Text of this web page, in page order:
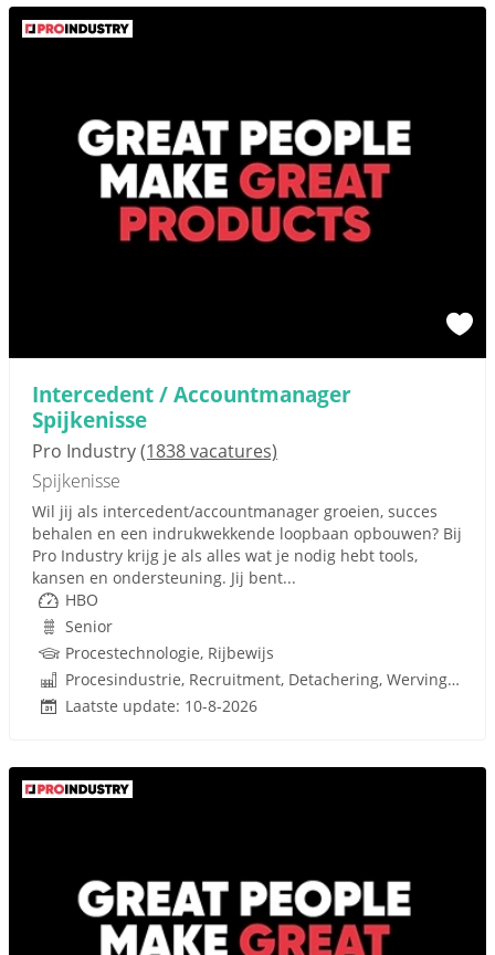
Intercedent / Accountmanager
Spijkenisse
Pro Industry(1838 vacatures)
Spijkenisse
Wil jij als intercedent/accountmanager groeien, succes
behalen en een indrukwekkende loopbaan opbouwen? Bij
Pro Industry krijg je als alles wat je nodig hebt tools,
kansen en ondersteuning. Jij bent...
HBO
Senior
Procestechnologie, Rijbewijs
Procesindustrie, Recruitment, Detachering, Werving en Selectie
Laatste update: 10-8-2026